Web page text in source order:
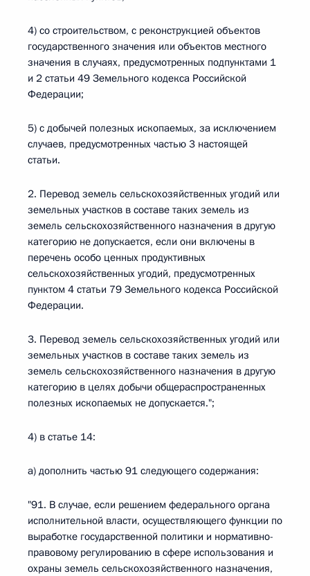
4) со строительством, с реконструкцией объектов
государственного значения или объектов местного
значения в случаях, предусмотренных подпунктами 1
и 2 статьи 49 Земельного кодекса Российской
Федерации;
5) с добычей полезных ископаемых, за исключением
случаев, предусмотренных частью 3 настоящей
статьи.
2. Перевод земель сельскохозяйственных угодий или
земельных участков в составе таких земель из
земель сельскохозяйственного назначения в другую
категорию не допускается, если они включены в
перечень особо ценных продуктивных
сельскохозяйственных угодий, предусмотренных
пунктом 4 статьи 79 Земельного кодекса Российской
Федерации.
3. Перевод земель сельскохозяйственных угодий или
земельных участков в составе таких земель из
земель сельскохозяйственного назначения в другую
категорию в целях добычи общераспространенных
полезных ископаемых не допускается.";
4) в статье 14:
а) дополнить частью 91 следующего содержания:
"91. В случае, если решением федерального органа
исполнительной власти, осуществляющего функции по
выработке государственной политики и нормативно-
правовому регулированию в сфере использования и
охраны земель сельскохозяйственного назначения,